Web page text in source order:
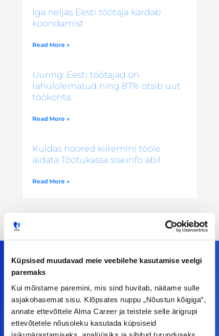
Küpsised muudavad meie veebilehe kasutamise veelgi
paremaks
Kui mõistame paremini, mis sind huvitab, näitame sulle
asjakohasemat sisu. Klõpsates nuppu „Nõustun kõigiga“,
annate ettevõttele Alma Career ja teistele selle ärigrupi
ettevõtetele nõusoleku kasutada küpsiseid
Iga neljas Eesti töötaja kardab
koondamist
Read More »
Uuring: Eesti töötajad on
rahulolematud ning 87% otsib uut
töökohta
Read More »
Kuidas noored kiiremini tööle
aidata Töötukassa siseinfo abil
Read More »
Meiega leiad!
Tööelublogi.ee lehelt leiad kõik vajaliku, et olla
kursis tööturu uudistega. Kui sul on